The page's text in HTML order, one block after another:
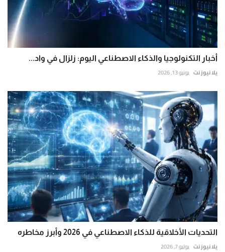
أخبار التكنولوجيا والذكاء الاصطناعي اليوم: زلزال في واد...
يلا نيوز نت يونيو 13, 2026
التحديات الأخلاقية للذكاء الاصطناعي في 2026 وأبرز مخاطره
يلا نيوز نت يوليو 7, 2026